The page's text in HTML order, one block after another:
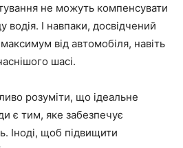
не можуть компенсувати
водія. І навпаки, досвідчений
від автомобіля, навіть
шасі.
розуміти, що ідеальне
є тим, яке забезпечує
Іноді, щоб підвищити